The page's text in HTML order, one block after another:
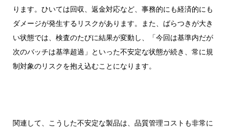
ります。ひいては回収、返金対応など、事務的にも経済的にも
ダメージが発生するリスクがあります。また、ばらつきが大き
い状態では、検査のたびに結果が変動し、「今回は基準内だが
次のバッチは基準超過」といった不安定な状態が続き、常に規
制対象のリスクを抱え込むことになります。
関連して、こうした不安定な製品は、品質管理コストも非常に